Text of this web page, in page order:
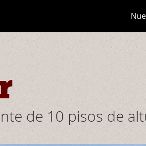
de 10 pisos de